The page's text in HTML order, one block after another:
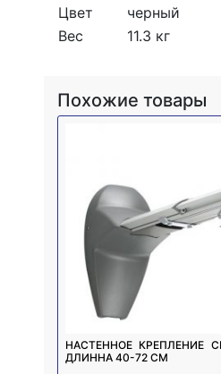
Цвет
черный
Вес
11.3 кг
Похожие товары
НАСТЕННОЕ КРЕПЛЕНИЕ
ДЛИННА 40-72 СМ